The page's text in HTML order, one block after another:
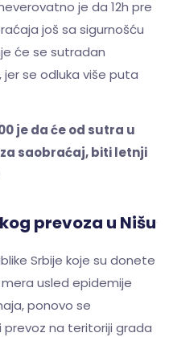
je da 12h pre
još sa sigurnošću
će se sutradan
se odluka više puta
je da će od sutra u
saobraćaj, biti letnji
prevoza u Nišu
Srbije koje su donete
usled epidemije
ponovo se
prevoz na teritoriji grada